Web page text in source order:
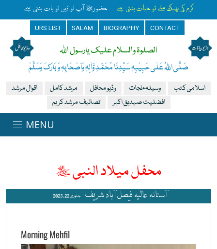
کرم کی بھیک ملے تو حیات بنتی ہے حضورﷺ آپ نوازیں تو بات بنتی ہے
URS LIST SALAM BIOGRAPHY CONTACT
الصلوۃ والسلام علیک یارسول اللہ
صَلَّی اللہُ عَلٰی حَبِیْبِہٖ سَیِّدِنَا مُحَمَّدِ وَّاٰلِہٖ وَاَصْحَابِہٖ وَبَارَکَ وَسَلَّمْ
اقوال مرشد مرشد کامل وڈیو محافل وسیلہءنجات
اسلامی کتب
تصانیف مرشد کریم
افضلیت صیدیق اکبر
محفل میلاد النبی ﷺ
جنوری 22 , 2023 آستانہ عالیہ فیصل آباد شریف
Morning Mehfil